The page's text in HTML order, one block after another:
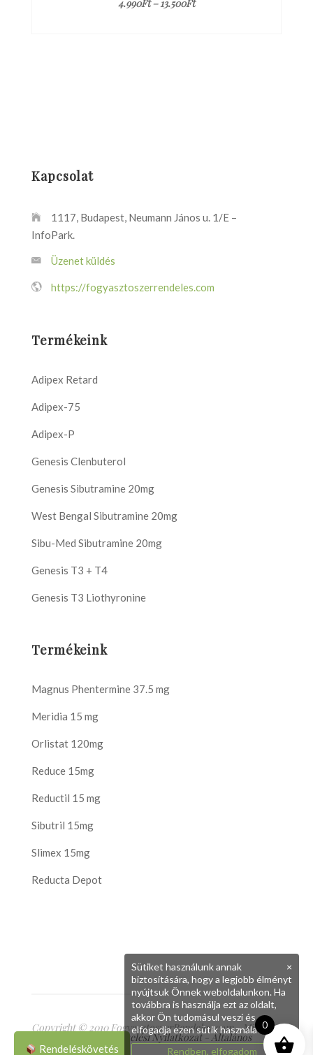
4.990Ft–13.500Ft
Kapcsolat
1117, Budapest, Neumann János u. 1/E –
InfoPark.
Üzenet küldés
https://fogyasztoszerrendeles.com
Termékeink
Adipex Retard
Adipex-75
Adipex-P
Genesis Clenbuterol
Genesis Sibutramine 20mg
West Bengal Sibutramine 20mg
Sibu-Med Sibutramine 20mg
Genesis T3 + T4
Genesis T3 Liothyronine
Termékeink
Magnus Phentermine 37.5 mg
Meridia 15 mg
Orlistat 120mg
Reduce 15mg
Reductil 15 mg
Sibutril 15mg
Slimex 15mg
Reducta Depot
Copyright © 2010 FogyasztoszerRendeles.com - Minden
Adatkezelési Nyilatkozat-Általános
Szerződési Feltételek
Rendeléskövetés
0
×
Sütiket használunk annak
biztosítására, hogy a legjobb élményt
nyújtsuk Önnek weboldalunkon. Ha
továbbra is használja ezt az oldalt,
akkor Ön tudomásul veszi és
elfogadja ezen sütik használatát.
Rendben, elfogadom